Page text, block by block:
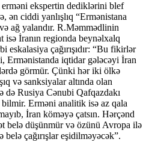
ekspertin dediklərini blef
ən ciddi yanlışlıq “Ermənistana
ağ yalandır. R.Məmmədlinin
isə İranın regionda beynəlxalq
eskalasiya çağırışıdır: “Bu fikirlər
Ermənistanda iqtidar gələcəyi İran
görmür. Çünki hər iki ölkə
və sanksiyalar altında olan
də Rusiya Cənubi Qafqazdakı
bilmir. Erməni analitik isə az qala
İran köməyə çatsın. Hərçənd
belə düşünmür və özünü Avropa ilə
çağırışlar eşidilməyəcək”.